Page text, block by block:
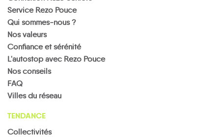
Service Rezo Pouce
Qui sommes-nous ?
Nos valeurs
Confiance et sérénité
L'autostop avec Rezo Pouce
Nos conseils
FAQ
Villes du réseau
TENDANCE
Collectivités